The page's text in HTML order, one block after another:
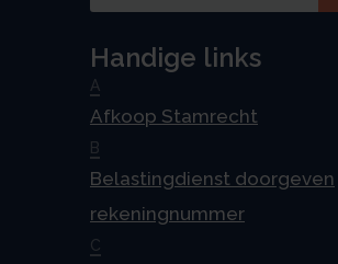
Handige links
A
Afkoop Stamrecht
B
Belastingdienst doorgeven
rekeningnummer
C